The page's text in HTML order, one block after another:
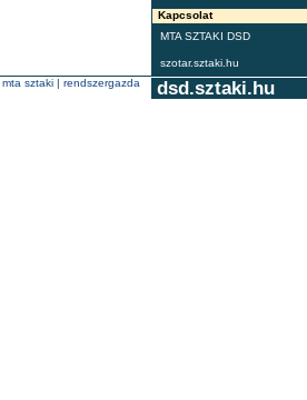
Kapcsolat
MTA SZTAKI DSD
szotar.sztaki.hu
dsd.sztaki.hu
mta sztaki | rendszergazda